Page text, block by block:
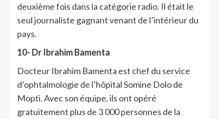
deuxième fois dans la catégorie radio. Il était le
seul journaliste gagnant venant de l’intérieur du
pays.
10- Dr Ibrahim Bamenta
Docteur Ibrahim Bamenta est chef du service
d’ophtalmologie de l’hôpital Somine Dolo de
Mopti. Avec son équipe, ils ont opéré
gratuitement plus de 3 000 personnes de la